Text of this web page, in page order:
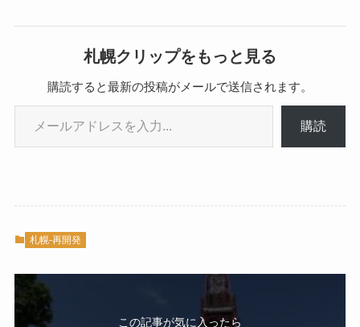
札幌クリップをもっと見る
購読すると最新の投稿がメールで送信されます。
メールアドレスを入力...
購読
札幌-再開発
この記事が気に入ったら